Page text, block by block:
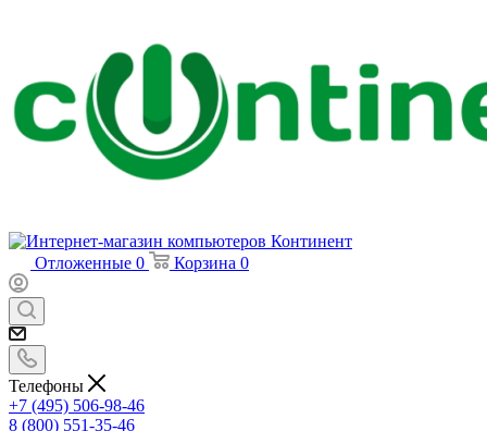
Отложенные 0 Корзина 0
Телефоны
+7 (495) 506-98-46
8 (800) 551-35-46